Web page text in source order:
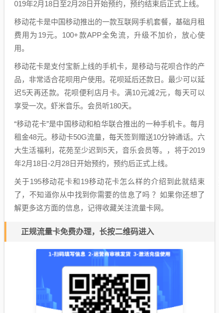
019年2月18日至2月28日开始预约，预约结束后正式上线。
移动花卡是中国移动推出的一款互联网手机套餐，基础月租
费用为19元。100+款APP全免流，升级不加价，放心使
用。
移动花卡是支付宝新上线的手机卡，是移动与花呗合作的产
品，非常适合花呗用户使用。花呗延后还款日。最少可以延
迟5天再还款。花呗便利店月卡。满10元减2元，每天可以
享受一次。虾米音乐。会员听180天。
“移动花卡”是中国移动和柏华联合推出的一种手机卡。每月
租金48元。移动卡50G流量，每天签到赠送10分钟通话。六
大生活福利，花苑至少迟到5天，音乐会员等。，将于2019
年2月18日-2月28日开始预约，预约后正式上线。
关于195移动花卡和19移动花卡怎么样的介绍到此就结束
了，不知道你从中找到你需要的信息了吗 ？如果你还想了
解更多这方面的信息，记得收藏关注流量卡网。
正规流量卡免费办理，长按二维码进入